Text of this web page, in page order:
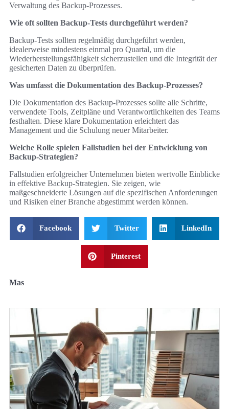
Verwaltung des Backup-Prozesses.
Wie oft sollten Backup-Tests durchgeführt werden?
Backup-Tests sollten regelmäßig durchgeführt werden,
idealerweise mindestens einmal pro Quartal, um die
Wiederherstellungsfähigkeit sicherzustellen und die Integrität der
gesicherten Daten zu überprüfen.
Was umfasst die Dokumentation des Backup-Prozesses?
Die Dokumentation des Backup-Prozesses sollte alle Schritte,
verwendete Tools, Zeitpläne und Verantwortlichkeiten des Teams
festhalten. Diese klare Dokumentation erleichtert das
Management und die Schulung neuer Mitarbeiter.
Welche Rolle spielen Fallstudien bei der Entwicklung von
Backup-Strategien?
Fallstudien erfolgreicher Unternehmen bieten wertvolle Einblicke
in effektive Backup-Strategien. Sie zeigen, wie
maßgeschneiderte Lösungen auf die spezifischen Anforderungen
und Risiken einer Branche abgestimmt werden können.
Facebook Twitter LinkedIn
Pinterest
Mas